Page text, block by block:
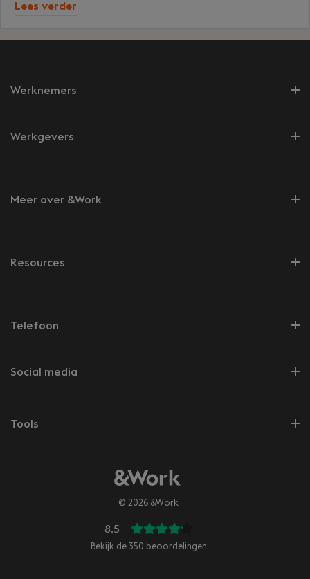
Lees verder
Werknemers
Werkgevers
Meer over &Work
Resources
Telefoon
Social media
Tools
© 2026 &Work
8.5
Bekijk de 350 beoordelingen